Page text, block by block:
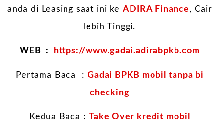
anda di Leasing saat ini ke ADIRA Finance, Cair
lebih Tinggi.
WEB : https://www.gadai.adirabpkb.com
Pertama Baca : Gadai BPKB mobil tanpa bi
checking
Kedua Baca : Take Over kredit mobil